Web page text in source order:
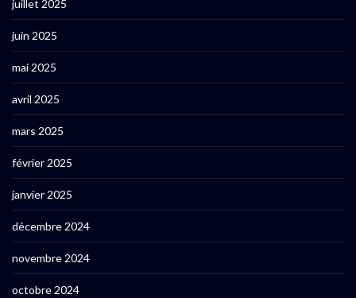
juillet 2025
juin 2025
mai 2025
avril 2025
mars 2025
février 2025
janvier 2025
décembre 2024
novembre 2024
octobre 2024